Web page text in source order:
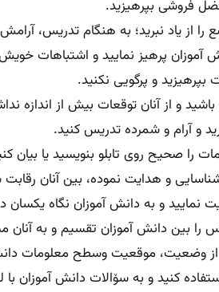
فروشی بپرهیزید.
از یاد نبرید؛ به هنگام تدریس،
پرهیز نمایید و اشتباهات خویش
بپرهیزید و پرگویی نکنید.
و از آنان توقعات بیش از اندازه
و آرام و شمرده تدریس کنید.
را صحیح روی تابلو بنویسید یا بیان
و هدایت نموده، بین آنان
نمایید و به دانش آموزان نگاه
را بین دانش آموزان تقسیم و به
وضعیت، موقعیت وسطح معلومات
کنید و به سۆالات دانش